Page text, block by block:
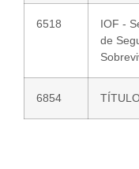
6518
IOF -
de
6854